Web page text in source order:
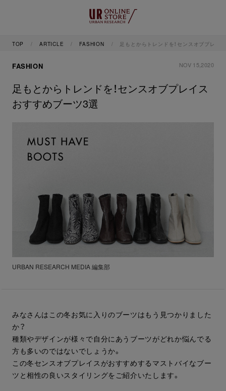
TOP ARTICLE FASHION 足もとからトレンドを！センスオブプレイ
FASHION NOV 15,2020
足もとからトレンドを！センスオブプレイス
おすすめブーツ3選
URBAN RESEARCH MEDIA 編集部
みなさんはこの冬お気に入りのブーツはもう見つかりました
か？
種類やデザインが様々で自分にあうブーツがどれか悩んでる
方も多いのではないでしょうか。
この冬センスオブプレイスがおすすめするマストバイなブー
ツと相性の良いスタイリングをご紹介いたします。